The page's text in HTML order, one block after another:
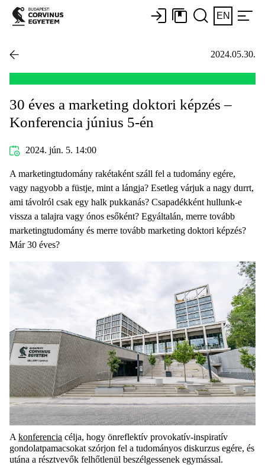
EN
2024.05.30.
30 éves a marketing doktori képzés –
Konferencia június 5-én
2024. jún. 5. 14:00
A marketingtudomány rakétaként száll fel a tudomány egére,
vagy nagyobb a füstje, mint a lángja? Esetleg várjuk a nagy durrt,
ami távolról csak egy halk pukkanás? Csapadékként hullunk-e
vissza a talajra vagy ónos esőként? Egyáltalán, merre tovább
marketingtudomány és merre tovább marketing doktori képzés?
Már 30 éves?
A konferencia célja, hogy önreflektív provokatív-inspiratív
gondolatpamacsokat szórjon fel a tudományos diskurzus egére, és
utána a résztvevők felhőtlenül beszélgessenek egymással.